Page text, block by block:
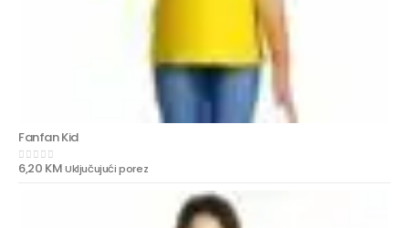
Fanfan Kid
0out of 5
6,20 KMUključujući porez